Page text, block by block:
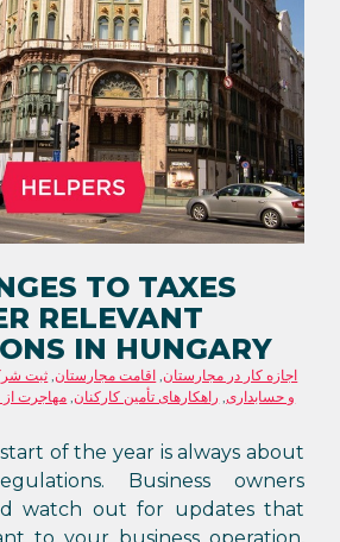
TO TAXES
RELEVANT
IN HUNGARY
اجازه کار در مجارستان, اقامت مجارستان,ثبت
و حسابداری, راهکارهای تأمین کارکنان, مهاجرت
of the year is always about
Business owners
watch out for updates that